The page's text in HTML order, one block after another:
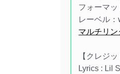
フォーマ
レーベル：
マルチリン
【クレジッ
Lyrics : Lil